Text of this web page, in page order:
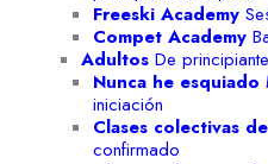
Freeski Academy
Compet Academy
Adultos De
Nunca he esquiado
iniciación
Clases colectivas
confirmado